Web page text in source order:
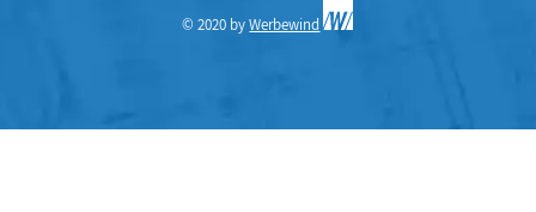
© 2020 byWerbewind